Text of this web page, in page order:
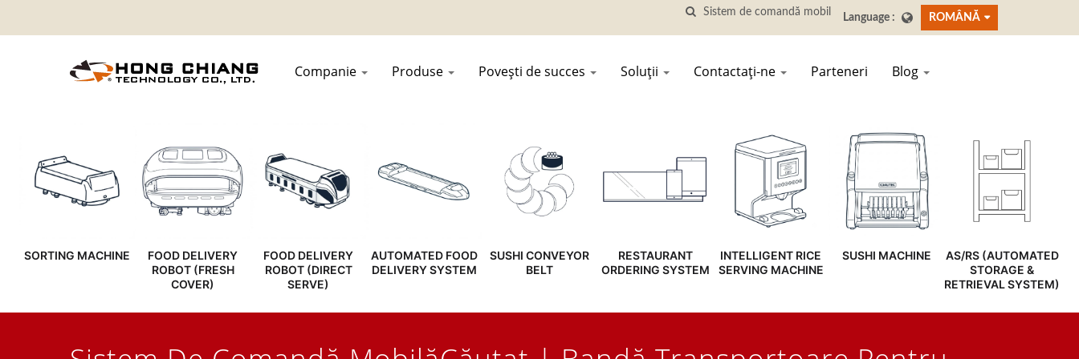
ROMÂNĂ
Companie Produse Povești de succes Soluții Contactați-ne Parteneri Blog
SORTING MACHINE
FOOD DELIVERY
ROBOT (FRESH
COVER)
FOOD DELIVERY
ROBOT (DIRECT
SERVE)
AUTOMATED FOOD
DELIVERY SYSTEM
SUSHI CONVEYOR
BELT
RESTAURANT
ORDERING SYSTEM
INTELLIGENT RICE
SERVING MACHINE
SUSHI MACHINE
AS/RS (AUTOMATED
STORAGE &
RETRIEVAL SYSTEM)